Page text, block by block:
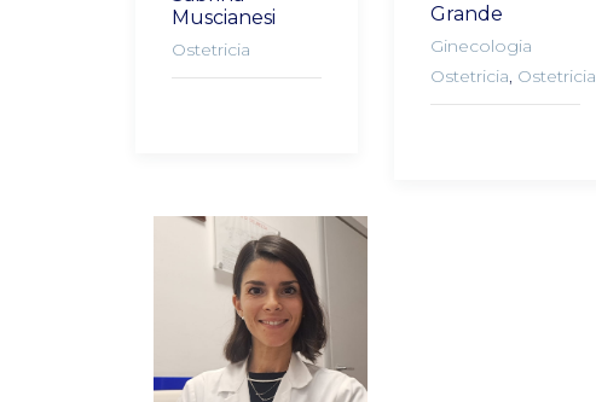
Muscianesi
Ostetricia
Grande
Ginecologia
Ostetricia, Ostetricia